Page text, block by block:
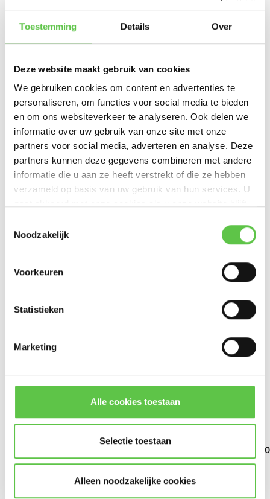
Toestemming Details Over
Deze website maakt gebruik van cookies
We gebruiken cookies om content en advertenties te
personaliseren, om functies voor social media te bieden
en om ons websiteverkeer te analyseren. Ook delen we
informatie over uw gebruik van onze site met onze
partners voor social media, adverteren en analyse. Deze
partners kunnen deze gegevens combineren met andere
informatie die u aan ze heeft verstrekt of die ze hebben
verzameld op basis van uw gebruik van hun services. U
Noodzakelijk
Voorkeuren
Statistieken
Marketing
Alle cookies toestaan
Selectie toestaan
Alleen noodzakelijke cookies
48 Gigabit Ethernet-poorten
4 x 1G SFP uplink poorten
Energiezuinig ontwerp voor lagere operationele kosten
Eenvoudige installatie en beheer, ideaal voor middelgrote tot
grote netwerken
Verbeterde netwerkbeveiliging en -controle
Zero-touch provisioning voor snelle installatie en configuratie
Schaalbaar ontwerp voor groeiende netwerkbehoeften
Link Datasheet
Datasheet MS130-48
SKU
48/...
48/...
Cisco Meraki
48/...
Abonneer
* Lees hier de wettelijke beperkingen